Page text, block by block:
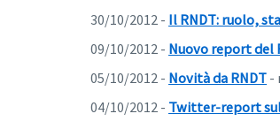
30/10/2012 - Il RNDT: ruolo,
09/10/2012 - Nuovo report del
05/10/2012 - Novità da RNDT -
04/10/2012 - Twitter-report